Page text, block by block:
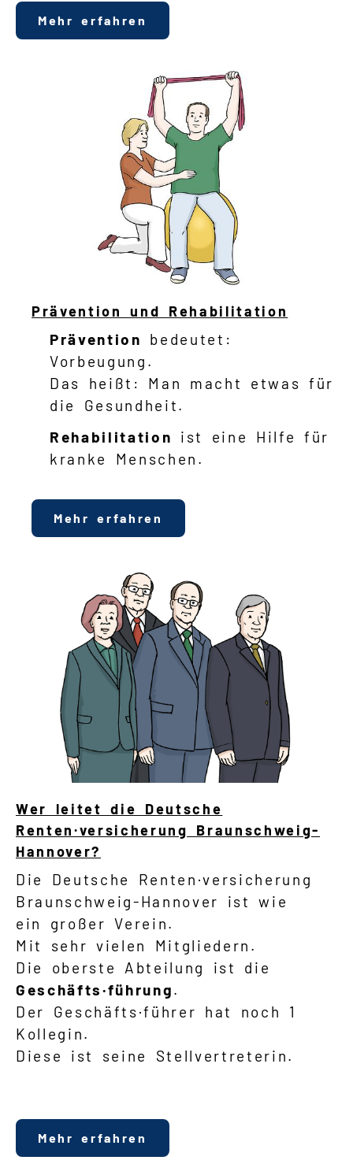
Mehr erfahren
Prävention und Rehabilitation
Prävention
bedeutet:
Vorbeugung.
Das heißt: Man macht etwas für
die Gesundheit.
Rehabilitation ist eine Hilfe für
kranke Menschen.
Mehr erfahren
Wer leitet die Deutsche
Renten·versicherung Braunschweig-
Hannover?
Die Deutsche Renten·versicherung
Braunschweig-Hannover ist wie
ein großer Verein.
Mit sehr vielen Mitgliedern.
Die oberste Abteilung ist die
Geschäfts·führung.
Der Geschäfts·führer hat noch 1
Kollegin.
Diese ist seine Stellvertreterin.
Mehr erfahren